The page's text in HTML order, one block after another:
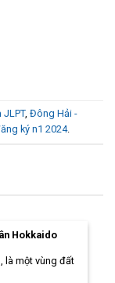
JLPT, Đông Hải -
ký n1 2024.
Hokkaido
là một vùng đất